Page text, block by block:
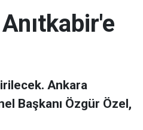
Ankara
Başkanı Özgür Özel,